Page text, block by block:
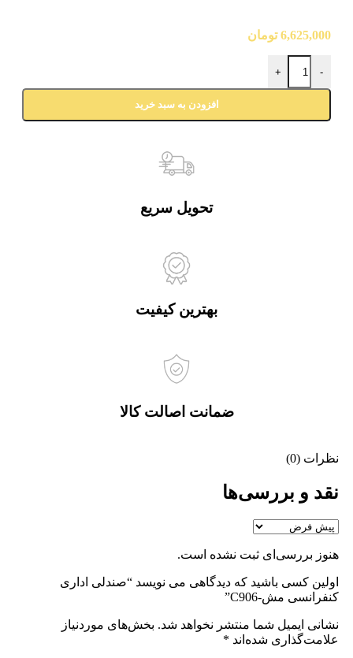
6,625,000 تومان
-
+
افزودن به سبد خرید
تحویل سریع
بهترین کیفیت
ضمانت اصالت کالا
نظرات (0)
نقد و بررسی‌ها
هنوز بررسی‌ای ثبت نشده است.
اولین کسی باشید که دیدگاهی می نویسد “صندلی اداری
کنفرانسی مش-C906”
نشانی ایمیل شما منتشر نخواهد شد. بخش‌های موردنیاز
علامت‌گذاری شده‌اند *